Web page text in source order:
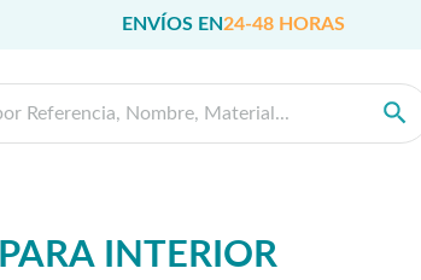
ENVÍOS EN24-48 HORAS
INTERIOR